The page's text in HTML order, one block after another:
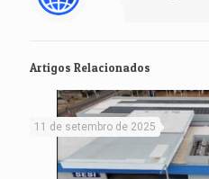
Artigos Relacionados
11 de setembro de 2025